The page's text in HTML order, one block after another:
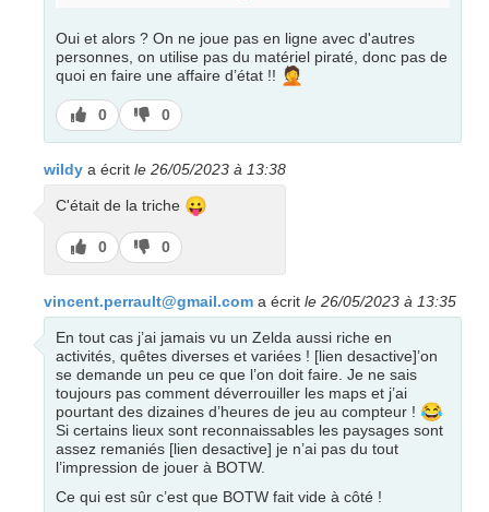
Oui et alors ? On ne joue pas en ligne avec d'autres
personnes, on utilise pas du matériel piraté, donc pas de
quoi en faire une affaire d’état !! 🤦
J’aime
0
J’aime
pas
0
wildy a écrit le 26/05/2023 à 13:38
C'était de la triche 😛
J’aime
0
J’aime
pas
0
vincent.perrault@gmail.com a écrit le 26/05/2023 à 13:35
En tout cas j’ai jamais vu un Zelda aussi riche en
activités, quêtes diverses et variées ! [lien desactive]’on
se demande un peu ce que l’on doit faire. Je ne sais
toujours pas comment déverrouiller les maps et j’ai
pourtant des dizaines d’heures de jeu au compteur ! 😂
Si certains lieux sont reconnaissables les paysages sont
assez remaniés [lien desactive] je n’ai pas du tout
l’impression de jouer à BOTW.
Ce qui est sûr c’est que BOTW fait vide à côté !